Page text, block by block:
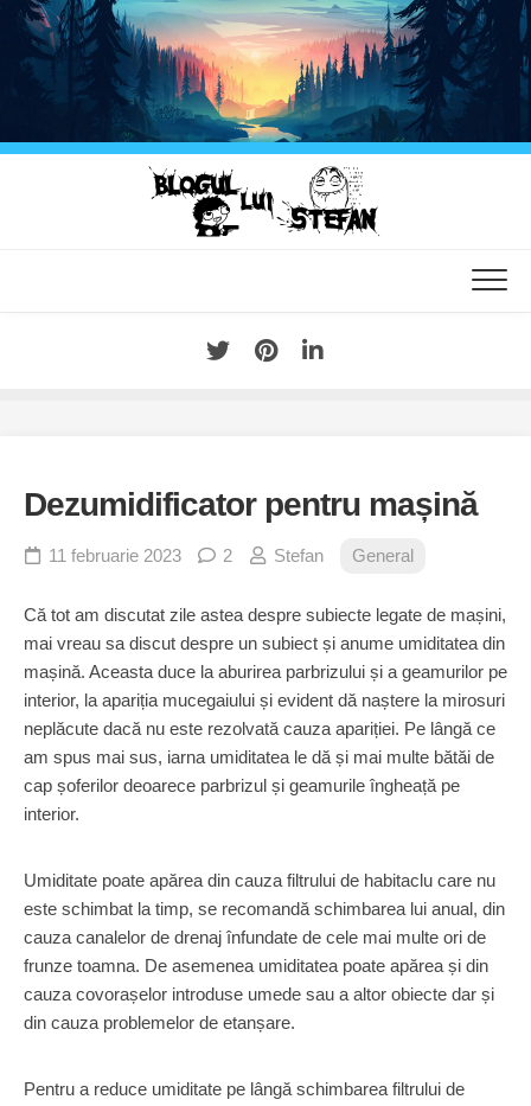
Skip
content
Dezumidificator pentru mașină
11 februarie 2023 2 Stefan General
Că tot am discutat zile astea despre subiecte legate de mașini,
mai vreau sa discut despre un subiect și anume umiditatea din
mașină. Aceasta duce la aburirea parbrizului și a geamurilor pe
interior, la apariția mucegaiului și evident dă naștere la mirosuri
neplăcute dacă nu este rezolvată cauza apariției. Pe lângă ce
am spus mai sus, iarna umiditatea le dă și mai multe bătăi de
cap șoferilor deoarece parbrizul și geamurile îngheață pe
interior.
Umiditate poate apărea din cauza filtrului de habitaclu care nu
este schimbat la timp, se recomandă schimbarea lui anual, din
cauza canalelor de drenaj înfundate de cele mai multe ori de
frunze toamna. De asemenea umiditatea poate apărea și din
cauza covorașelor introduse umede sau a altor obiecte dar și
din cauza problemelor de etanșare.
Pentru a reduce umiditate pe lângă schimbarea filtrului de